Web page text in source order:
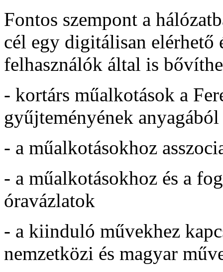
Fontos szempont a
cél egy digitálisan elérhető
felhasználók által is
- kortárs műalkotások a
gyűjteményének anyagából
- a műalkotásokhoz
- a műalkotásokhoz és a
óravázlatok
- a kiinduló művekhez
nemzetközi és magyar